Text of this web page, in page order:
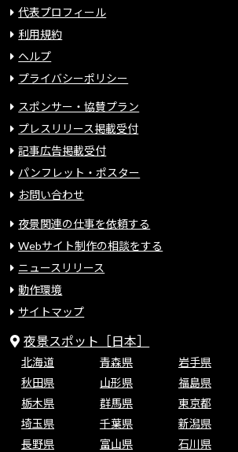
代表プロフィール
利用規約
ヘルプ
プライバシーポリシー
スポンサー・協賛プラン
プレスリリース掲載受付
記事広告掲載受付
パンフレット・ポスター
お問い合わせ
夜景関連の仕事を依頼する
Webサイト制作の相談をする
ニュースリリース
動作環境
サイトマップ
夜景スポット［日本］
北海道 青森県 岩手県
秋田県
山形県 福島県
栃木県
群馬県 東京都
埼玉県
千葉県 新潟県
長野県
富山県 石川県